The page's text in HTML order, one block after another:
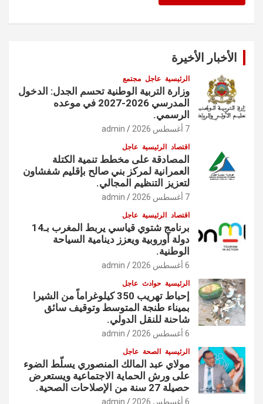
الأخبار الأخيرة
الرئيسية عاجل مجتمع
وزارة التربية الوطنية تحسم الجدل: الدخول
المدرسي 2026-2027 في موعده
الرسمي.
7 أغسطس 2026 admin
اقتصاد الرئيسية عاجل
المصادقة على مخطط تنمية الكتلة
العمرانية لمركز بني صالح بإقليم شفشاون
لتعزيز التنظيم المجالي.
7 أغسطس 2026 admin
اقتصاد الرئيسية عاجل
برنامج شتوي قياسي يربط المغرب بـ14
دولة أوروبية ويعزز دينامية السياحة
الوطنية.
6 أغسطس 2026 admin
الرئيسية حوادث عاجل
إحباط تهريب 350 كيلوغراماً من الشيرا
بميناء طنجة المتوسط وتوقيف سائق
شاحنة للنقل الدولي.
6 أغسطس 2026 admin
الرئيسية الصحة عاجل
مولاي عبد المالك المنصوري يسلّط الضوء
على ورش الحماية الاجتماعية ويستعرض
حصيلة 27 سنة من الإصلاحات الصحية.
6 أغسطس 2026 admin